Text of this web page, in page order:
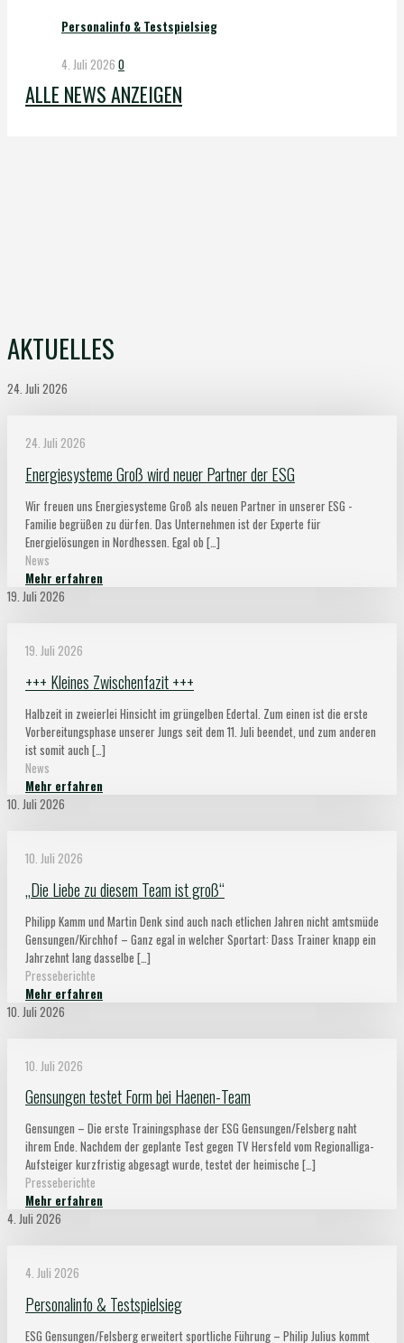
Personalinfo & Testspielsieg
4. Juli 2026 0
ALLE NEWS ANZEIGEN
AKTUELLES
24. Juli 2026
24. Juli 2026
Energiesysteme Groß wird neuer Partner der ESG
Wir freuen uns Energiesysteme Groß als neuen Partner in unserer ESG -
Familie begrüßen zu dürfen. Das Unternehmen ist der Experte für
Energielösungen in Nordhessen. Egal ob […]
News
Mehr erfahren
19. Juli 2026
19. Juli 2026
+++ Kleines Zwischenfazit +++
Halbzeit in zweierlei Hinsicht im grüngelben Edertal. Zum einen ist die erste
Vorbereitungsphase unserer Jungs seit dem 11. Juli beendet, und zum anderen
ist somit auch […]
News
Mehr erfahren
10. Juli 2026
10. Juli 2026
„Die Liebe zu diesem Team ist groß“
Philipp Kamm und Martin Denk sind auch nach etlichen Jahren nicht amtsmüde
Gensungen/Kirchhof – Ganz egal in welcher Sportart: Dass Trainer knapp ein
Jahrzehnt lang dasselbe […]
Presseberichte
Mehr erfahren
10. Juli 2026
10. Juli 2026
Gensungen testet Form bei Haenen-Team
Gensungen – Die erste Trainingsphase der ESG Gensungen/Felsberg naht
ihrem Ende. Nachdem der geplante Test gegen TV Hersfeld vom Regionalliga-
Aufsteiger kurzfristig abgesagt wurde, testet der heimische […]
Presseberichte
Mehr erfahren
4. Juli 2026
4. Juli 2026
Personalinfo & Testspielsieg
ESG Gensungen/Felsberg erweitert sportliche Führung – Philip Julius kommt